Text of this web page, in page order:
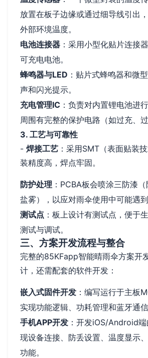
放置在板子边缘或通过细导线引出
外部环境温度。
电池连接器 ：采用小型化贴片连接
可充电电池。
蜂鸣器与LED ：贴片式蜂鸣器和微
声和闪光提示。
充电管理IC ：负责对内置锂电池进
周围有完整的保护电路（如过充、过
3. 工艺与可靠性
- 焊接工艺 ：采用SMT（表面贴装
装精度高，焊点牢固。
防护处理 ：PCBA板会喷涂三防漆
盐雾），以应对雨伞使用中可能遇到
测试点 ：板上设计有测试点，便于
测试与调试。
三、方案开发流程与整合
完整的85KFapp智能晴雨伞方案开
计，还需配套的软件开发：
嵌入式固件开发 ：编写运行于主板
实现功能逻辑、功耗管理和蓝牙通信
手机APP开发 ：开发iOS/Android
现设备连接、防丢设置、温度显示
功能。